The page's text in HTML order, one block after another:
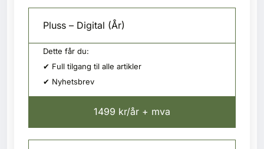
Pluss – Digital (År)
Dette får du:
✔ Full tilgang til alle artikler
✔ Nyhetsbrev
1499 kr/år + mva